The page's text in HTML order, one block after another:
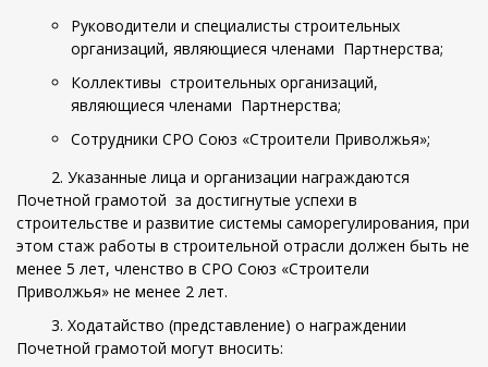
Руководители и специалисты строительных
организаций, являющиеся членами Партнерства;
Коллективы строительных организаций,
являющиеся членами Партнерства;
Сотрудники СРО Союз «Строители Приволжья»;
2. Указанные лица и организации награждаются
Почетной грамотой за достигнутые успехи в
строительстве и развитие системы саморегулирования, при
этом стаж работы в строительной отрасли должен быть не
менее 5 лет, членство в СРО Союз «Строители
Приволжья» не менее 2 лет.
3. Ходатайство (представление) о награждении
Почетной грамотой могут вносить: